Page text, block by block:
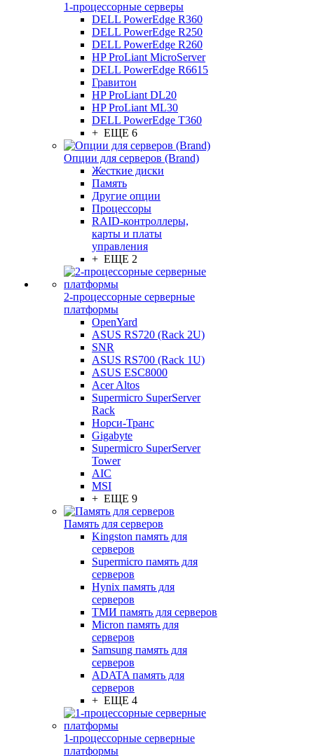
1-процессорные серверы
DELL PowerEdge R360
DELL PowerEdge R250
DELL PowerEdge R260
HP ProLiant MicroServer
DELL PowerEdge R6615
Гравитон
HP ProLiant DL20
HP ProLiant ML30
DELL PowerEdge T360
+ ЕЩЕ 6
Опции для серверов (Brand)
Жесткие диски
Память
Другие опции
Процессоры
RAID-контроллеры,
карты и платы
управления
+ ЕЩЕ 2
2-процессорные серверные
платформы
OpenYard
ASUS RS720 (Rack 2U)
SNR
ASUS RS700 (Rack 1U)
ASUS ESC8000
Acer Altos
Supermicro SuperServer
Rack
Норси-Транс
Gigabyte
Supermicro SuperServer
Tower
AIC
MSI
+ ЕЩЕ 9
Память для серверов
Kingston память для
серверов
Supermicro память для
серверов
Hynix память для
серверов
ТМИ память для серверов
Micron память для
серверов
Samsung память для
серверов
ADATA память для
серверов
+ ЕЩЕ 4
1-процессорные серверные
платформы